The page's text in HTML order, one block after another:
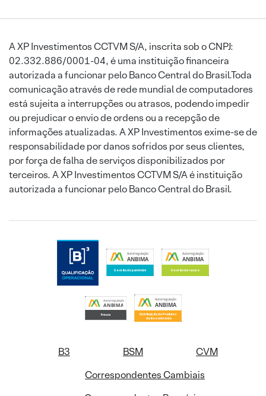
A XP Investimentos CCTVM S/A, inscrita sob o CNPJ:
02.332.886/0001-04, é uma instituição financeira
autorizada a funcionar pelo Banco Central do Brasil.Toda
comunicação através de rede mundial de computadores
está sujeita a interrupções ou atrasos, podendo impedir
ou prejudicar o envio de ordens ou a recepção de
informações atualizadas. A XP Investimentos exime-se de
responsabilidade por danos sofridos por seus clientes,
por força de falha de serviços disponibilizados por
terceiros. A XP Investimentos CCTVM S/A é instituição
autorizada a funcionar pelo Banco Central do Brasil.
B3 BSM
CVM
Correspondentes Cambiais